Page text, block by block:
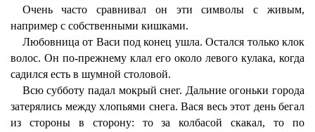
Очень часто сравнивал он эти символы с живым,
например с собственными кишками.
Любовница от Васи под конец ушла. Остался только клок
волос. Он по-прежнему клал его около левого кулака, когда
садился есть в шумной столовой.
Всю субботу падал мокрый снег. Дальние огоньки города
затерялись между хлопьями снега. Вася весь этот день бегал
из стороны в сторону: то за колбасой скакал, то по